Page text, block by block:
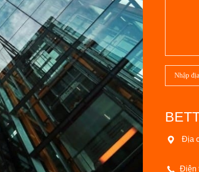
Địa
Điện